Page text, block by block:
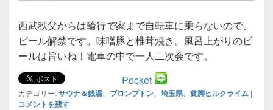
西武秩父からは輪行で家まで自転車に乗らないので、
ビール解禁です。味噌豚と椎茸焼き。風呂上がりのビ
ールは旨いね！電車の中で一人二次会です。
Pocket
カテゴリー:サウナ＆銭湯 ブロンプトン 埼玉県 貧脚ヒルクライム |
コメントを残す